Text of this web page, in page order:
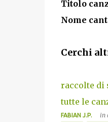
Titolo
Nome
Cerchi
raccolte di
tutte le
FABIAN J.P. in